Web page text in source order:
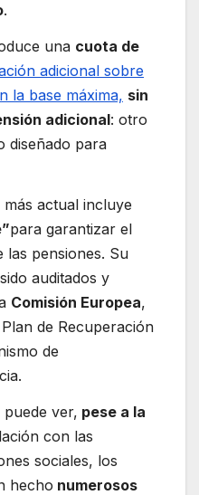
.
una cuota de
adicional sobre
la base máxima, sin
adicional: otro
diseñado para
actual incluye
para garantizar el
las pensiones. Su
auditados y
Comisión Europea,
de Recuperación
de
ver, pese a la
con las
sociales, los
hecho numerosos